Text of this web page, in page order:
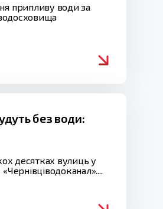
припливу води за
без води:
десятках вулиць у